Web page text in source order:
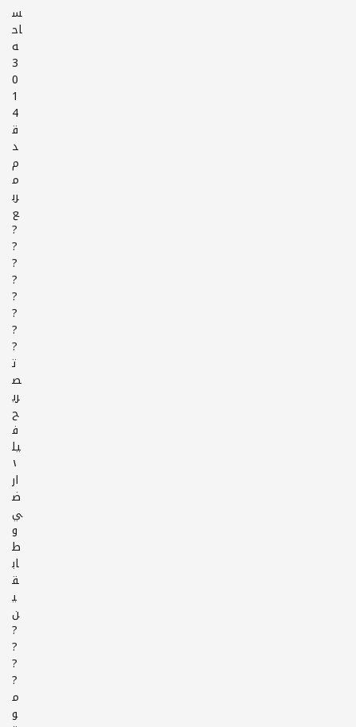
س
اح
ه
3
0
1
4
ق
د
م
م
رب
ع
?
?
?
?
?
?
?
?
ت
ص
ري
ح
ف
يل
ا
ار
ض
ي
و
ط
اب
ق
ي
ن
?
?
?
?
م
و